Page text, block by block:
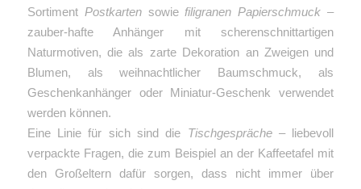
Sortiment Postkartensowie filigranen Papierschmuck–
zauber-hafte Anhänger mit scherenschnittartigen
Naturmotiven, die als zarte Dekoration an Zweigen und
Blumen, als weihnachtlicher Baumschmuck, als
Geschenkanhänger oder Miniatur-Geschenk verwendet
werden können.
Eine Linie für sich sind die Tischgespräche– liebevoll
verpackte Fragen, die zum Beispiel an der Kaffeetafel mit
den Großeltern dafür sorgen, dass nicht immer über